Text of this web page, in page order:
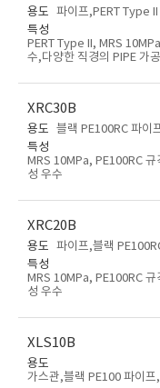
용도 파이프,PERT Type
특성
PERT Type II, MRS
수,다양한 직경의 PIPE 가
XRC30B
용도 블랙 PE100RC 파이
특성
MRS 10MPa, PE100RC
성 우수
XRC20B
용도 파이프,블랙
특성
MRS 10MPa, PE100RC
성 우수
XLS10B
용도
가스관,블랙 PE100 파이